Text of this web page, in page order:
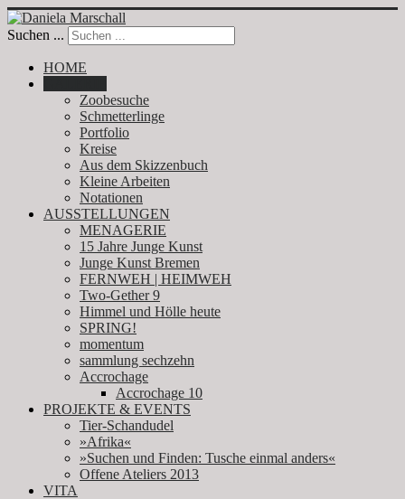
Suchen ...
HOME
Zoobesuche
Schmetterlinge
Portfolio
Kreise
Aus dem Skizzenbuch
Kleine Arbeiten
Notationen
AUSSTELLUNGEN
MENAGERIE
15 Jahre Junge Kunst
Junge Kunst Bremen
FERNWEH | HEIMWEH
Two-Gether 9
Himmel und Hölle heute
SPRING!
momentum
sammlung sechzehn
Accrochage
Accrochage 10
PROJEKTE & EVENTS
Tier-Schandudel
»Afrika«
»Suchen und Finden: Tusche einmal anders«
Offene Ateliers 2013
VITA